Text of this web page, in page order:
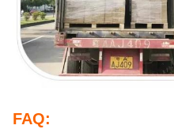
FAQ: